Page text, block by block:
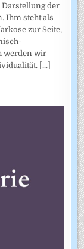
der
Ihm steht als
zur Seite,
werden wir
[...]